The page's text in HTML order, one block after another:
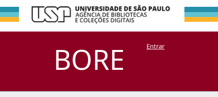
BORE
Filtrar por:
Assunto
DSpace/Manakin + CoriscoEntrar